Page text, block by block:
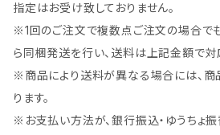
指定はお受け致しておりません。
※1回のご注文で複数点ご注文の場合で
ら同梱発送を行い、送料は上記金額で対
※商品により送料が異なる場合には、商
ります。
※お支払い方法が、銀行振込・ゆうちょ振